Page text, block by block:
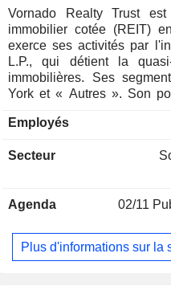
Vornado Realty Trust
immobilier cotée (REIT)
exerce ses activités par
L.P., qui détient la
immobilières. Ses
York et « Autres ». Son
de centre-ville à New
York comprenait environ
répartis dans 63
bureaux à Manhattan
Manhattan répartis dans
logements répartis dans
Employés
Secteur
Agenda 02/11
Plus d'informations sur la